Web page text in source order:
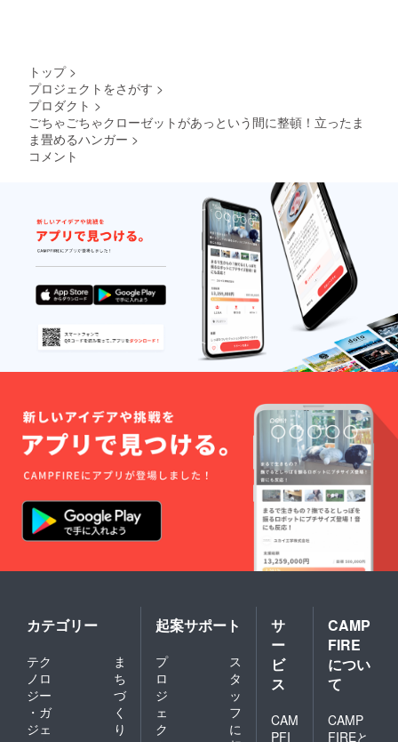
トップ >
プロジェクトをさがす >
プロダクト >
ごちゃごちゃクローゼットがあっという間に整頓！立ったま
ま畳めるハンガー >
コメント
カテゴリー
テク
ノロ
ジー
・ガ
ジェ
ま
ち
づ
く
り
起案サポート
プ
ロ
ジ
ェ
ク
ス
タ
ッ
フ
に
サ
ー
ビ
ス
CAM
PFI
CAMP
FIRE
につい
て
CAMP
FIREと